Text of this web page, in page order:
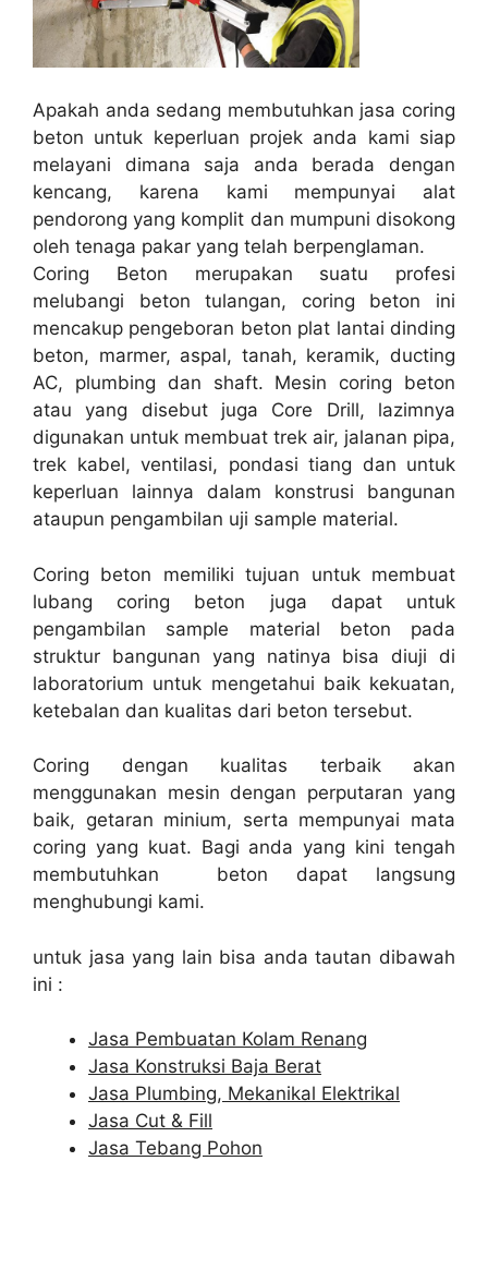
Apakah anda sedang membutuhkan jasa coring
beton untuk keperluan projek anda kami siap
melayani dimana saja anda berada dengan
kencang, karena kami mempunyai alat
pendorong yang komplit dan mumpuni disokong
oleh tenaga pakar yang telah berpenglaman.
Coring Beton merupakan suatu profesi
melubangi beton tulangan, coring beton ini
mencakup pengeboran beton plat lantai dinding
beton, marmer, aspal, tanah, keramik, ducting
AC, plumbing dan shaft. Mesin coring beton
atau yang disebut juga Core Drill, lazimnya
digunakan untuk membuat trek air, jalanan pipa,
trek kabel, ventilasi, pondasi tiang dan untuk
keperluan lainnya dalam konstrusi bangunan
ataupun pengambilan uji sample material.
Coring beton memiliki tujuan untuk membuat
lubang coring beton juga dapat untuk
pengambilan sample material beton pada
struktur bangunan yang natinya bisa diuji di
laboratorium untuk mengetahui baik kekuatan,
ketebalan dan kualitas dari beton tersebut.
Coring dengan kualitas terbaik akan
menggunakan mesin dengan perputaran yang
baik, getaran minium, serta mempunyai mata
coring yang kuat. Bagi anda yang kini tengah
membutuhkan beton dapat langsung
menghubungi kami.
untuk jasa yang lain bisa anda tautan dibawah
ini :
Jasa Pembuatan Kolam Renang
Jasa Konstruksi Baja Berat
Jasa Plumbing, Mekanikal Elektrikal
Jasa Cut & Fill
Jasa Tebang Pohon